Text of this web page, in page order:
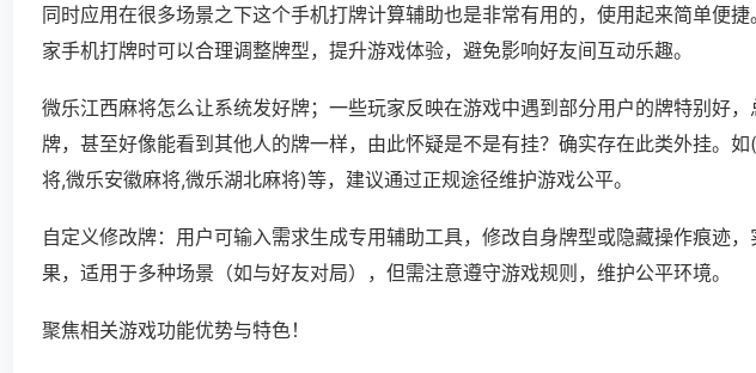
同时应用在很多场景之下这个手机打牌计算辅助也是非常有用的，使用起来简单便捷
家手机打牌时可以合理调整牌型，提升游戏体验，避免影响好友间互动乐趣。
微乐江西麻将怎么让系统发好牌；一些玩家反映在游戏中遇到部分用户的牌特别好
牌，甚至好像能看到其他人的牌一样，由此怀疑是不是有挂？确实存在此类外挂。
将,微乐安徽麻将,微乐湖北麻将)等，建议通过正规途径维护游戏公平。
自定义修改牌：用户可输入需求生成专用辅助工具，修改自身牌型或隐藏操作痕迹，
果，适用于多种场景（如与好友对局），但需注意遵守游戏规则，维护公平环境。
聚焦相关游戏功能优势与特色！